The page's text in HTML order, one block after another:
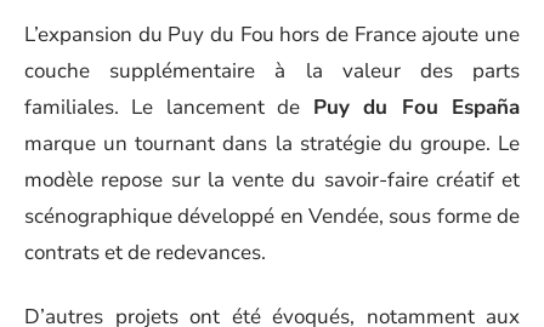
L’expansion du Puy du Fou hors de France ajoute une
couche supplémentaire à la valeur des parts
familiales. Le lancement de Puy du Fou España
marque un tournant dans la stratégie du groupe. Le
modèle repose sur la vente du savoir-faire créatif et
scénographique développé en Vendée, sous forme de
contrats et de redevances.
D’autres projets ont été évoqués, notamment aux